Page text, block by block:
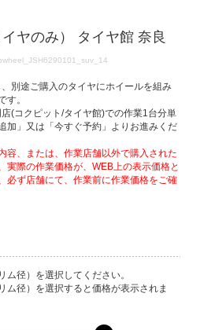
ヤのみ） タイヤ館 奈良
別途ご購入のタイヤにホイールを組み
す。
(コクピット/タイヤ館)での作業1台分単
加」又は「今すぐ予約」よりお進みくだ
容、または、作業店舗以外で購入された
実際の作業価格が、WEB上の表示価格と
必ず店舗にて、作業前に作業価格をご確
径）を選択してください。
ム径）を選択すると価格が表示されま